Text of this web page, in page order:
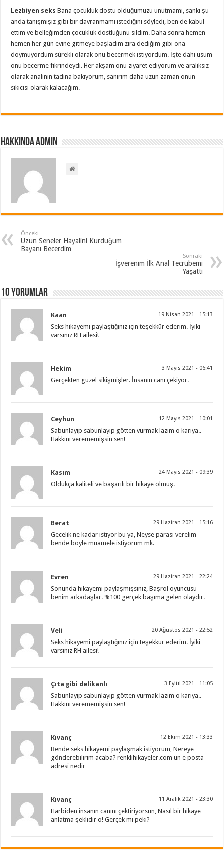
Lezbiyen seks Bana çocukluk dostu olduğumuzu unutmamı, sanki şu
anda tanışmışız gibi bir davranmamı istediğini söyledi, ben de kabul
ettim ve belleğimden çocukluk dostluğunu sildim. Daha sonra hemen
hemen her gün evine gitmeye başladım zira dediğim gibi ona
doymuyordum sürekli olarak onu becermek istiyordum. İşte dahi usum
onu becerme fikrindeydi. Her akşam onu ziyaret ediyorum ve aralıksız
olarak analının tadına bakıyorum, sanırım daha uzun zaman onun
sikicisi olarak kalacağım.
Hakkında admin
Önceki
Uzun Seneler Hayalini Kurduğum
Bayanı Becerdim
Sonraki
İşverenim İlk Anal Tecrübemi
Yaşattı
10 Yorumlar
Kaan 19 Nisan 2021 - 15:13
Seks hikayemi paylaştığınız için teşekkür ederim. İyiki
varsınız RH ailesi!
Hekim 3 Mayıs 2021 - 06:41
Gerçekten güzel sikişmişler. İnsanın canı çekiyor.
Ceyhun 12 Mayıs 2021 - 10:01
Sabunlayıp sabunlayıp götten vurmak lazım o karıya..
Hakkını verememişsin sen!
Kasım 24 Mayıs 2021 - 09:39
Oldukça kaliteli ve başarılı bir hikaye olmuş.
Berat 29 Haziran 2021 - 15:16
Gecelik ne kadar istiyor bu ya, Neyse parası verelim
bende böyle muamele istiyorum mk.
Evren 29 Haziran 2021 - 22:24
Sonunda hikayemi paylaşmışsınız, Başrol oyuncusu
benim arkadaşlar. %100 gerçek başıma gelen olaydır.
Veli 20 Ağustos 2021 - 22:52
Seks hikayemi paylaştığınız için teşekkür ederim. İyiki
varsınız RH ailesi!
Çıta gibi delikanlı 3 Eylül 2021 - 11:05
Sabunlayıp sabunlayıp götten vurmak lazım o karıya..
Hakkını verememişsin sen!
Kıvanç 12 Ekim 2021 - 13:33
Bende seks hikayemi paylaşmak istiyorum, Nereye
gönderebilirim acaba? renklihikayeler.com un e posta
adresi nedir
Kıvanç 11 Aralık 2021 - 23:30
Harbiden insanın canını çektiriyorsun, Nasıl bir hikaye
anlatma şeklidir o! Gerçek mi peki?